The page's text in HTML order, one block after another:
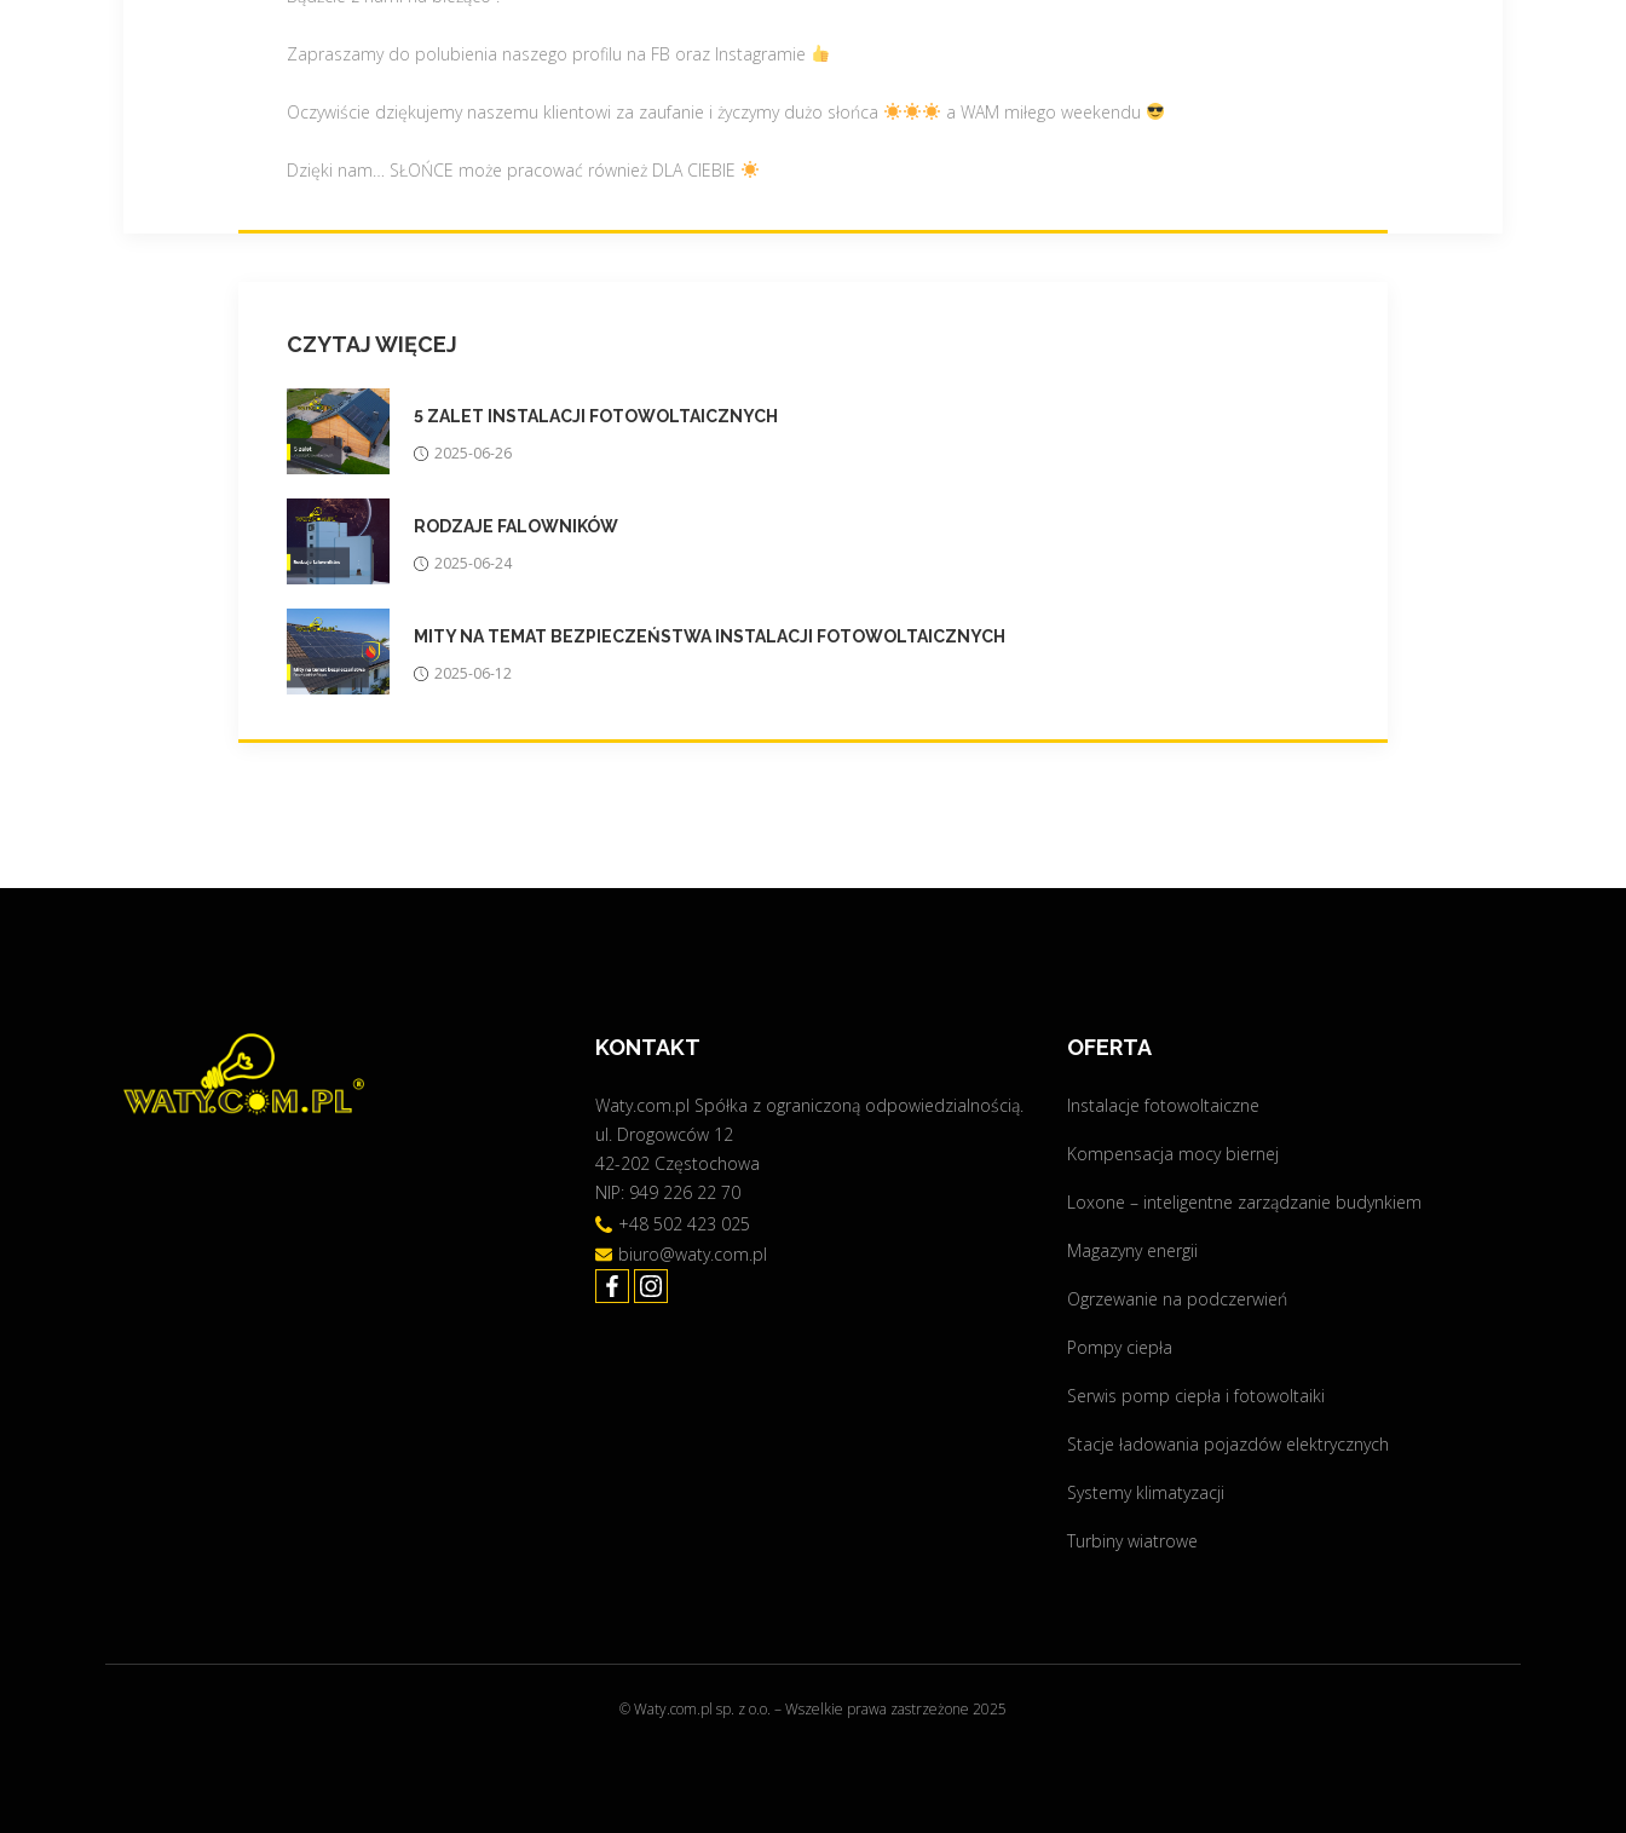
Zapraszamy do polubienia naszego profilu na FB oraz Instagramie
Oczywiście dziękujemy naszemu klientowi za zaufanie i życzymy dużo słońca a WAM miłego weekendu
Dzięki nam… SŁOŃCE może pracować również DLA CIEBIE
CZYTAJ WIĘCEJ
5 ZALET INSTALACJI FOTOWOLTAICZNYCH
2025-06-26
RODZAJE FALOWNIKÓW
2025-06-24
MITY NA TEMAT BEZPIECZEŃSTWA INSTALACJI FOTOWOLTAICZNYCH
2025-06-12
KONTAKT
Waty.com.pl Spółka z ograniczoną odpowiedzialnością.
ul. Drogowców 12
42-202 Częstochowa
NIP: 949 226 22 70
+48 502 423 025
biuro@waty.com.pl
OFERTA
Instalacje fotowoltaiczne
Kompensacja mocy biernej
Loxone – inteligentne zarządzanie budynkiem
Magazyny energii
Ogrzewanie na podczerwień
Pompy ciepła
Serwis pomp ciepła i fotowoltaiki
Stacje ładowania pojazdów elektrycznych
Systemy klimatyzacji
Turbiny wiatrowe
© Waty.com.pl sp. z o.o. – Wszelkie prawa zastrzeżone 2025